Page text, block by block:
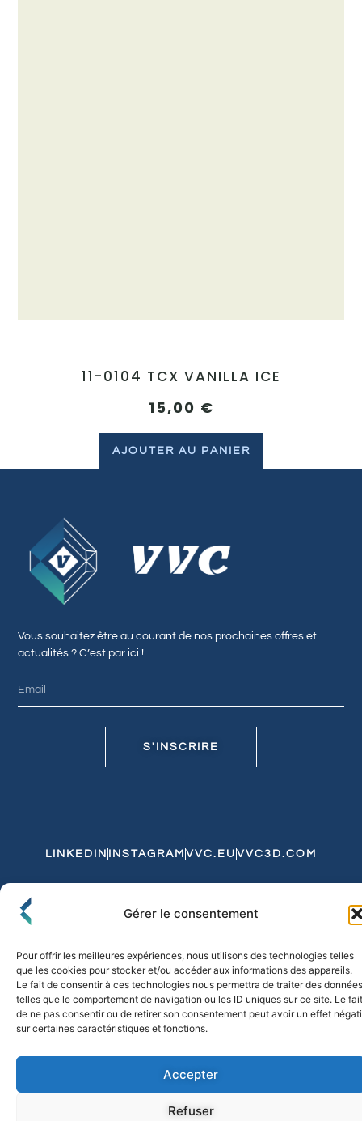
Gérer le consentement
Pour offrir les meilleures expériences, nous utilisons des technologies telles
que les cookies pour stocker et/ou accéder aux informations des appareils.
Le fait de consentir à ces technologies nous permettra de traiter des données
telles que le comportement de navigation ou les ID uniques sur ce site. Le fait
de ne pas consentir ou de retirer son consentement peut avoir un effet
sur certaines caractéristiques et fonctions.
Accepter
Refuser
11-0104 TCX VANILLA ICE
15,00 €
AJOUTER AU PANIER
Vous souhaitez être au courant de nos prochaines offres et
actualités ? C’est par ici !
S'INSCRIRE
LINKEDIN INSTAGRAM VVC.EU VVC3D.COM
Politique de Confidentialité et de CookiesExpédition et Livraison
© 2026 FLO & CO. All Rights Reserved